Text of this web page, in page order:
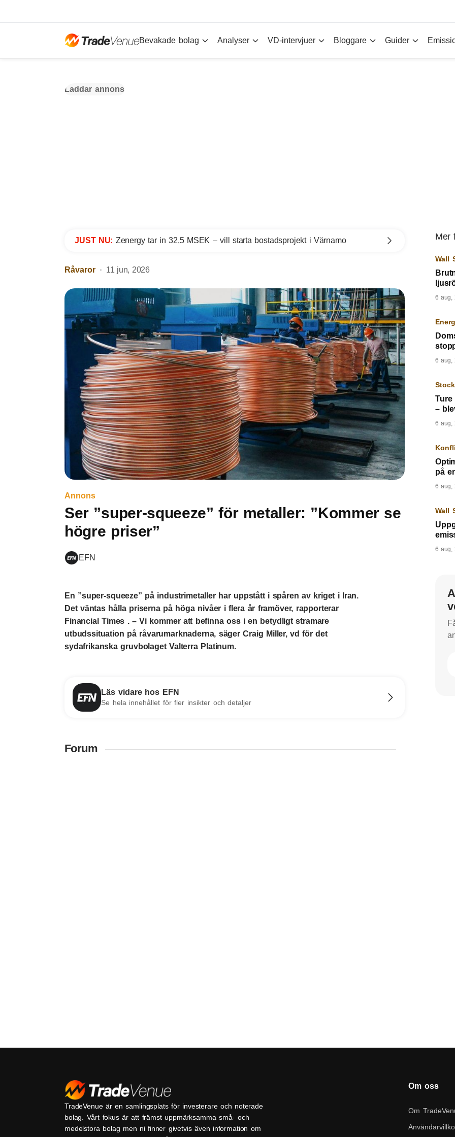
Bevakade bolag Analyser VD-intervjuer Bloggare Guider
Laddar annons
JUST NU: Zenergy tar in 32,5 MSEK – vill starta bostadsprojekt i Värnamo
Råvaror 11 jun, 2026
Annons
Ser ”super-squeeze” för metaller: ”Kommer se
högre priser”
EFN
En ”super-squeeze” på industrimetaller har uppstått i spåren av kriget i Iran.
Det väntas hålla priserna på höga nivåer i flera år framöver, rapporterar
Financial Times . – Vi kommer att befinna oss i en betydligt stramare
utbudssituation på råvarumarknaderna, säger Craig Miller, vd för det
sydafrikanska gruvbolaget Valterra Platinum.
Läs vidare hos EFN
Se hela innehållet för fler insikter och detaljer
Forum
Mer
Wall
6 aug,
6 aug,
Ture
–
6 aug,
på
6 aug,
Wall
6 aug,
TradeVenue är en samlingsplats för investerare och noterade
bolag. Vårt fokus är att främst uppmärksamma små- och
medelstora bolag men ni finner givetvis även information om
Om oss
Om